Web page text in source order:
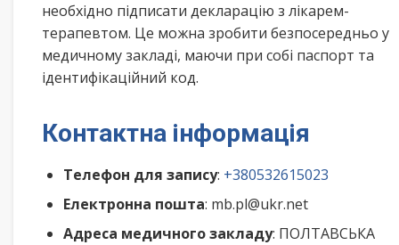
необхідно підписати декларацію з лікарем-
терапевтом. Це можна зробити безпосередньо у
медичному закладі, маючи при собі паспорт та
ідентифікаційний код.
Контактна інформація
Телефон для запису: +380532615023
Електронна пошта: mb.pl@ukr.net
Адреса медичного закладу: ПОЛТАВСЬКА